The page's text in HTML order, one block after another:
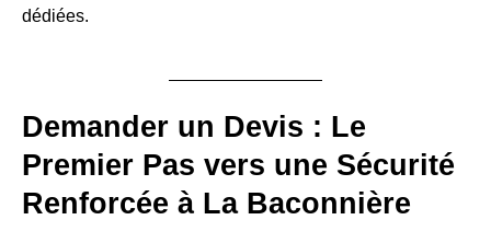
dédiées.
Demander un Devis : Le
Premier Pas vers une Sécurité
Renforcée à La Baconnière